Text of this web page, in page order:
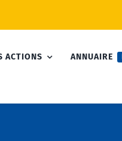
ACTIONS ANNUAIRE